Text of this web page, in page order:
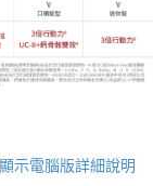
顯示電腦版詳細說明